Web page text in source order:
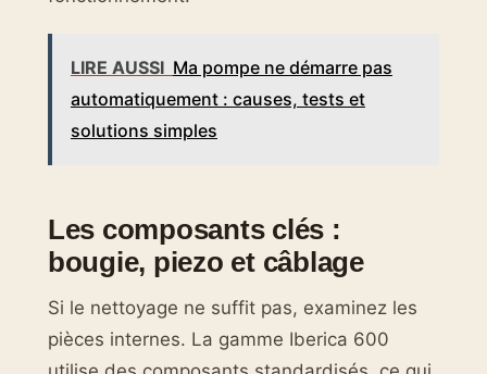
LIRE AUSSI Ma pompe ne démarre pas
automatiquement : causes, tests et
solutions simples
Les composants clés :
bougie, piezo et câblage
Si le nettoyage ne suffit pas, examinez les
pièces internes. La gamme Iberica 600